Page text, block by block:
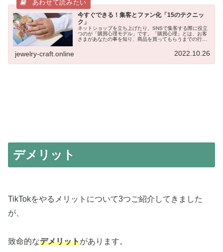
今すぐできる！集客とファン化「15のテクニッ
ク」
ネットショップを立ち上げたり、SNSで集客する際に役立
つのが「購買心理モデル」です。「購買心理」とは、お客
さまがあなたの事を知り、商品を買ってもらうまでの行動
jewelry-craft.online 2022.10.26
デメリット
TikTokをやるメリットについて3つご紹介してきました
が、
致命的なデメリットがあります。